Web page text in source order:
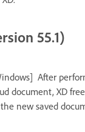
55.1)
After
document, XD
new saved